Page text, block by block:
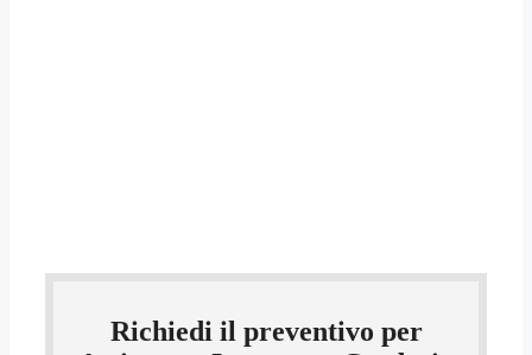
Richiedi il preventivo per